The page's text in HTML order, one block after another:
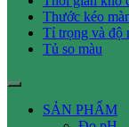
Thước kéo
Tỉ trọng và độ
Tủ so màu
SẢN PHẨM